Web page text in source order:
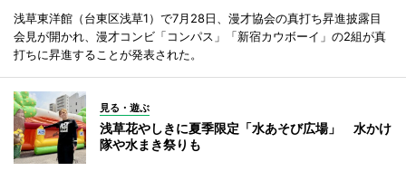
浅草東洋館（台東区浅草1）で7月28日、漫才協会の真打ち昇進披露目
会見が開かれ、漫才コンビ「コンパス」「新宿カウボーイ」の2組が真
打ちに昇進することが発表された。
見る・遊ぶ
浅草花やしきに夏季限定「水あそび広場」 水かけ
隊や水まき祭りも